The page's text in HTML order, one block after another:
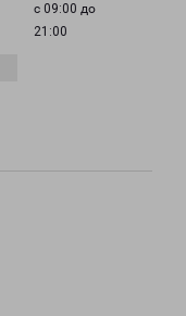
с 09:00 до
21:00